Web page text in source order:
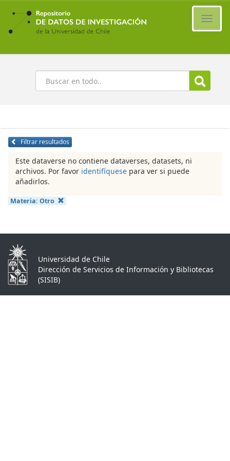
Ir
contenido
principal
Buscar
Filtrar resultados
Este dataverse no contiene dataverses, datasets, ni
archivos. Por favor identifíquese para ver si puede
añadirlos.
Materia: Otro
Universidad de Chile
Dirección de Servicios de Información y Bibliotecas
(SISIB)